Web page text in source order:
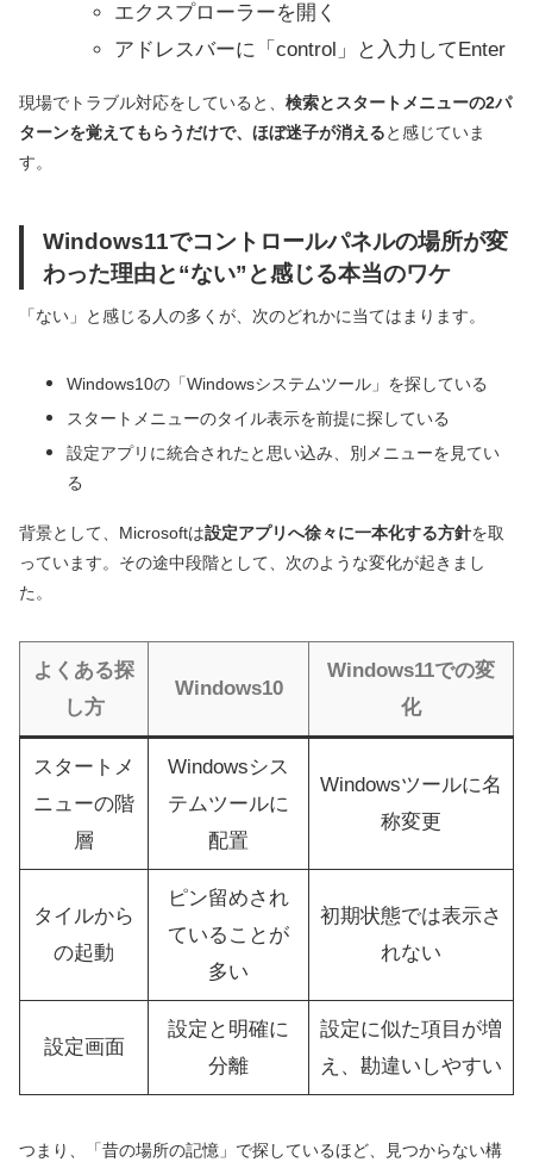
エクスプローラーを開く
アドレスバーに「control」と入力してEnter
現場でトラブル対応をしていると、 検索とスタートメニューの2パ
ターンを覚えてもらうだけで、ほぼ迷子が消えると感じていま
す。
Windows11でコントロールパネルの場所が変
わった理由と“ない”と感じる本当のワケ
「ない」と感じる人の多くが、次のどれかに当てはまります。
Windows10の「Windowsシステムツール」を探している
スタートメニューのタイル表示を前提に探している
設定アプリに統合されたと思い込み、別メニューを見てい
る
背景として、Microsoftは設定アプリへ徐々に一本化する方針を取
っています。その途中段階として、次のような変化が起きまし
た。
よくある探
し方
Windows10
Windows11での変
化
スタートメ
ニューの階
層
Windowsシス
テムツールに
配置
Windowsツールに名
称変更
タイルから
の起動
ピン留めされ
ていることが
多い
初期状態では表示さ
れない
設定画面
設定と明確に
分離
設定に似た項目が増
え、勘違いしやすい
つまり、「昔の場所の記憶」で探しているほど、見つからない構